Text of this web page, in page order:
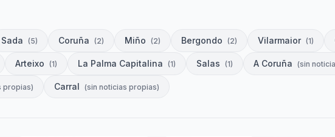
Sada (5) Coruña (2) Miño (2) Bergondo (2) Vilarmaior (1)
Arteixo (1) La Palma Capitalina (1) Salas (1) A Coruña (sin
propias) Carral (sin noticias propias)